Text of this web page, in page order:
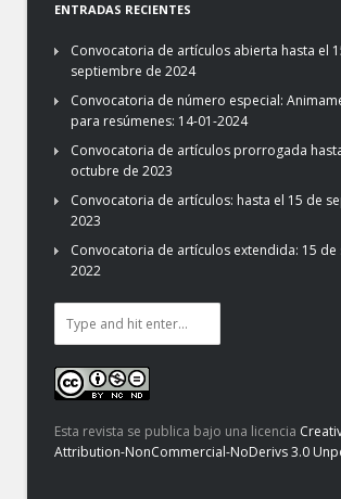
ENTRADAS RECIENTES
Convocatoria de artículos abierta hasta el
septiembre de 2024
Convocatoria de número especial:
para resúmenes: 14-01-2024
Convocatoria de artículos prorrogada
octubre de 2023
Convocatoria de artículos: hasta el 15 de
2023
Convocatoria de artículos extendida: 15
2022
Esta revista se publica bajo una licencia
Attribution-NonCommercial-NoDerivs 3.0